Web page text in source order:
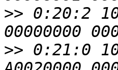
>> 0:20:2
>> 0:21:0